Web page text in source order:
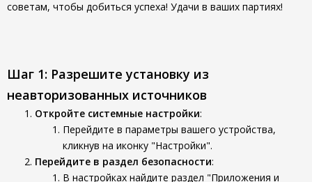
советам, чтобы добиться успеха! Удачи в ваших партиях!
Шаг 1: Разрешите установку из
неавторизованных источников
Откройте системные настройки:
Перейдите в параметры вашего устройства,
кликнув на иконку "Настройки".
Перейдите в раздел безопасности:
В настройках найдите раздел "Приложения и